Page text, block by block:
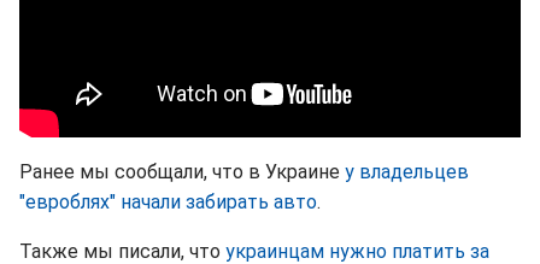
Ранее мы сообщали, что в Украине у владельцев
"евроблях" начали забирать авто.
Также мы писали, что украинцам нужно платить за